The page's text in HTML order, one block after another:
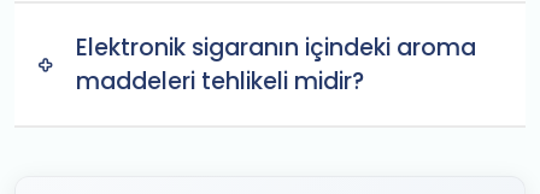
Elektronik sigaranın içindeki aroma
maddeleri tehlikeli midir?